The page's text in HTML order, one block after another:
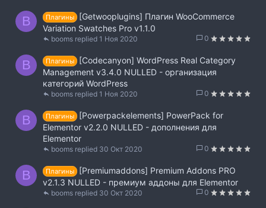
B Плагины
[Getwooplugins] Плагин WooCommerce
Variation Swatches Pro v1.1.0
0
1 Ноя 2020
booms
B Плагины
[Codecanyon] WordPress Real Category
Management v3.4.0 NULLED - организация
категорий WordPress
0
1 Ноя 2020
booms
B Плагины
[Powerpackelements] PowerPack for
Elementor v2.2.0 NULLED - дополнения для
Elementor
0
30 Окт 2020
booms
B Плагины
[Premiumaddons] Premium Addons PRO
v2.1.3 NULLED - премиум аддоны для Elementor
0
30 Окт 2020
booms